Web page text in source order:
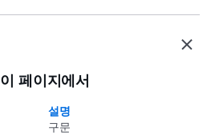
이 페이지에서
설명
구문